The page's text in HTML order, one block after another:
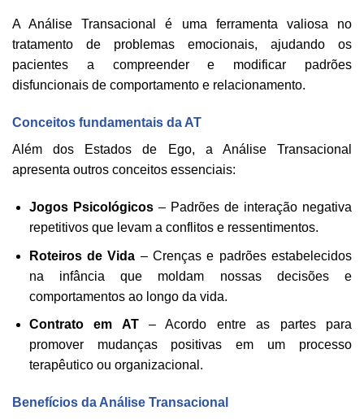
A Análise Transacional é uma ferramenta valiosa no
tratamento de problemas emocionais, ajudando os
pacientes a compreender e modificar padrões
disfuncionais de comportamento e relacionamento.
Conceitos fundamentais da AT
Além dos Estados de Ego, a Análise Transacional
apresenta outros conceitos essenciais:
Jogos Psicológicos– Padrões de interação negativa
repetitivos que levam a conflitos e ressentimentos.
Roteiros de Vida – Crenças e padrões estabelecidos
na infância que moldam nossas decisões e
comportamentos ao longo da vida.
Contrato em AT– Acordo entre as partes para
promover mudanças positivas em um processo
terapêutico ou organizacional.
Benefícios da Análise Transacional